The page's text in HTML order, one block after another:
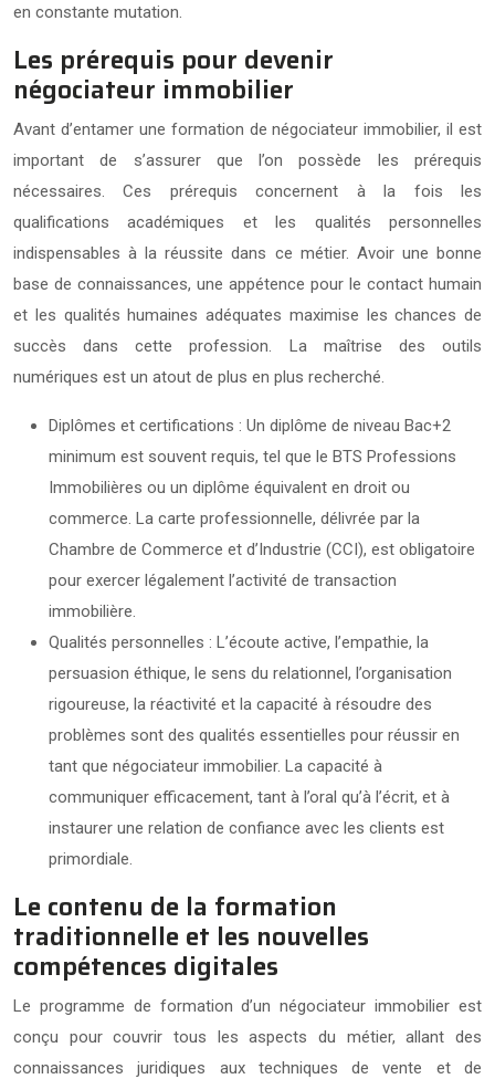
en constante mutation.
Les prérequis pour devenir
négociateur immobilier
Avant d’entamer une formation de négociateur immobilier, il est
important de s’assurer que l’on possède les prérequis
nécessaires. Ces prérequis concernent à la fois les
qualifications académiques et les qualités personnelles
indispensables à la réussite dans ce métier. Avoir une bonne
base de connaissances, une appétence pour le contact humain
et les qualités humaines adéquates maximise les chances de
succès dans cette profession. La maîtrise des outils
numériques est un atout de plus en plus recherché.
Diplômes et certifications : Un diplôme de niveau Bac+2
minimum est souvent requis, tel que le BTS Professions
Immobilières ou un diplôme équivalent en droit ou
commerce. La carte professionnelle, délivrée par la
Chambre de Commerce et d’Industrie (CCI), est obligatoire
pour exercer légalement l’activité de transaction
immobilière.
Qualités personnelles : L’écoute active, l’empathie, la
persuasion éthique, le sens du relationnel, l’organisation
rigoureuse, la réactivité et la capacité à résoudre des
problèmes sont des qualités essentielles pour réussir en
tant que négociateur immobilier. La capacité à
communiquer efficacement, tant à l’oral qu’à l’écrit, et à
instaurer une relation de confiance avec les clients est
primordiale.
Le contenu de la formation
traditionnelle et les nouvelles
compétences digitales
Le programme de formation d’un négociateur immobilier est
conçu pour couvrir tous les aspects du métier, allant des
connaissances juridiques aux techniques de vente et de